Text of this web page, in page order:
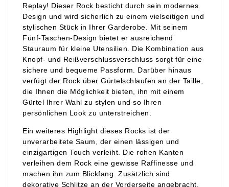
Replay! Dieser Rock besticht durch sein modernes
Design und wird sicherlich zu einem vielseitigen und
stylischen Stück in Ihrer Garderobe. Mit seinem
Fünf-Taschen-Design bietet er ausreichend
Stauraum für kleine Utensilien. Die Kombination aus
Knopf- und Reißverschlussverschluss sorgt für eine
sichere und bequeme Passform. Darüber hinaus
verfügt der Rock über Gürtelschlaufen an der Taille,
die Ihnen die Möglichkeit bieten, ihn mit einem
Gürtel Ihrer Wahl zu stylen und so Ihren
persönlichen Look zu unterstreichen.
Ein weiteres Highlight dieses Rocks ist der
unverarbeitete Saum, der einen lässigen und
einzigartigen Touch verleiht. Die rohen Kanten
verleihen dem Rock eine gewisse Raffinesse und
machen ihn zum Blickfang. Zusätzlich sind
dekorative Schlitze an der Vorderseite angebracht,